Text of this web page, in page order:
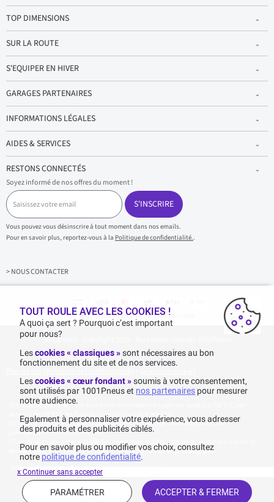
TOP DIMENSIONS
SUR LA ROUTE
S'EQUIPER EN HIVER
GARAGES PARTENAIRES
INFORMATIONS LÉGALES
AIDES & SERVICES
RESTONS CONNECTÉS
Soyez informé de nos offres du moment !
S
a
i
s
i
s
z
v
S'INSCRIRE
Vous pouvez vous désinscrire à tout moment dans nos emails.
Pour en savoir plus, reportez-vous à la Politique de confidentialité..
> NOUS CONTACTER
Achats & paiements 100% sécurisés
1001pneus - Copyright 2026 - Tous droits réservés 1001Pneus
Livraison gratuite : pour tout achat d'un montant supérieur ou égal à 70€ TTC (en-
dessous de 70€ TTC, les frais de livraison sont de 7,90€ TTC).
Tarif catalogue manufacturier en vigueur non remisé. Ne reflète pas le tarif
généralement constaté sur le site.
Agrégation des notes Avis Vérifiés constatées le 23/02/2026 basé sur 468 avis sur les 12
derniers mois et un total de 623 avis depuis le 03/06/2022 pour la Belgique.
* Voir conditions des offres commerciales en
TOUT ROULE AVEC LES COOKIES !
A quoi ça sert ? Pourquoi c’est important
pour nous?
Lescookies « classiques »sont nécessaires au bon
fonctionnement du site et de nos services.
Lescookies « cœur fondant » soumis à votre consentement,
sont utilisés par 1001Pneus et nos partenaires pour mesurer
notre audience.
Egalement à personnaliser votre expérience, vous adresser
des produits et des publicités ciblés.
Pour en savoir plus ou modifier vos choix, consultez
notre politique de confidentialité.
ACCEPTER & FERMER
PARAMÉTRER
x Continuer sans accepter